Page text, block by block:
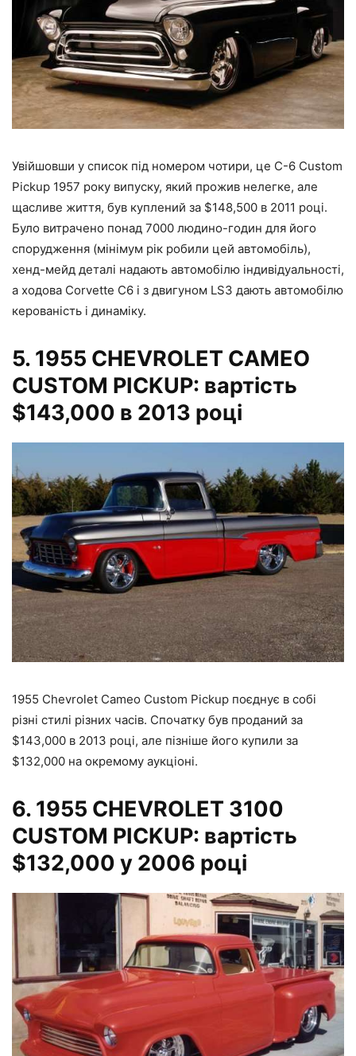
Увійшовши у список під номером чотири, це C-6 Custom
Pickup 1957 року випуску, який прожив нелегке, але
щасливе життя, був куплений за $148,500 в 2011 році.
Було витрачено понад 7000 людино-годин для його
спорудження (мінімум рік робили цей автомобіль),
хенд-мейд деталі надають автомобілю індивідуальності,
а ходова Corvette C6 і з двигуном LS3 дають автомобілю
керованість і динаміку.
5. 1955 CHEVROLET CAMEO
CUSTOM PICKUP: вартість
$143,000 в 2013 році
1955 Chevrolet Cameo Custom Pickup поєднує в собі
різні стилі різних часів. Спочатку був проданий за
$143,000 в 2013 році, але пізніше його купили за
$132,000 на окремому аукціоні.
6. 1955 CHEVROLET 3100
CUSTOM PICKUP: вартість
$132,000 у 2006 році